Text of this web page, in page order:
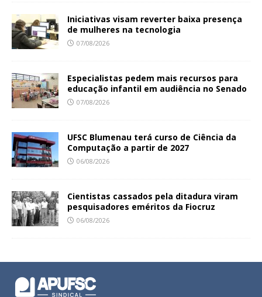
Iniciativas visam reverter baixa presença
de mulheres na tecnologia
07/08/2026
Especialistas pedem mais recursos para
educação infantil em audiência no Senado
07/08/2026
UFSC Blumenau terá curso de Ciência da
Computação a partir de 2027
06/08/2026
Cientistas cassados pela ditadura viram
pesquisadores eméritos da Fiocruz
06/08/2026